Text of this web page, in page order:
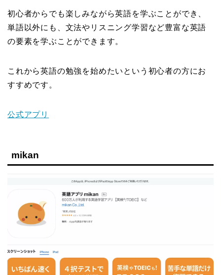
初心者からでも楽しみながら英語を学ぶことができ、
単語以外にも、文法やリスニング学習など豊富な英語
の要素を学ぶことができます。
これから英語の勉強を始めたいという初心者の方にお
すすめです。
公式アプリ
mikan